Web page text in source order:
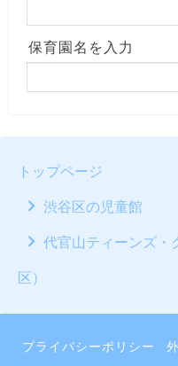
保育園名を入力
トップページ
渋谷区の児童館
代官山ティーンズ・
区）
プライバシーポリシー